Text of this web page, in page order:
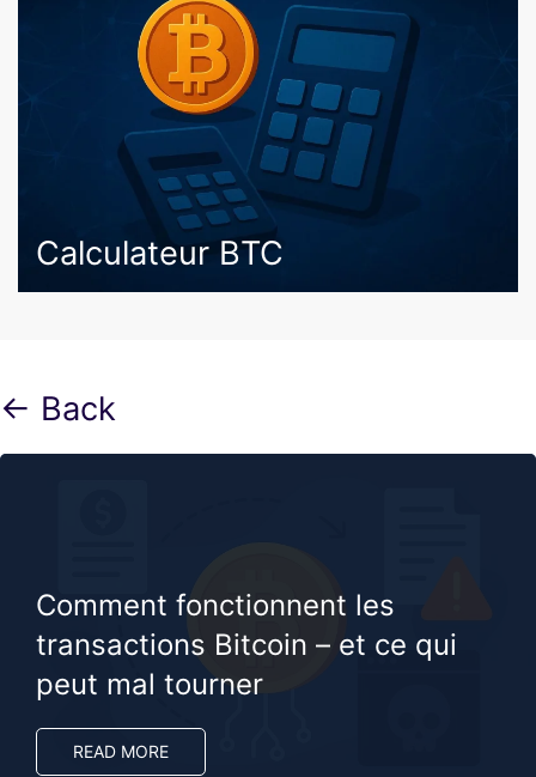
Calculateur BTC
← Back
Comment fonctionnent les
transactions Bitcoin – et ce qui
peut mal tourner
READ MORE